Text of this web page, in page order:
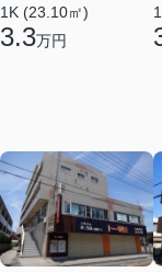
1K (23.10㎡)
3.3万円